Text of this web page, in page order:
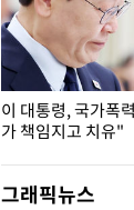
이 대통령, 국가폭
가 책임지고 치유"
그래픽뉴스